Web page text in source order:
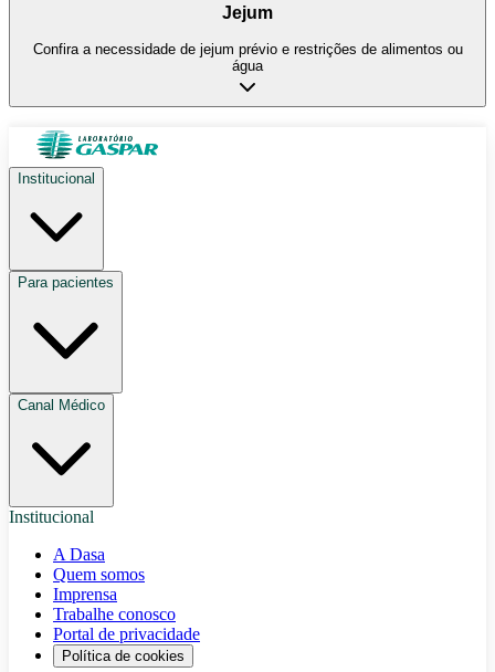
Jejum
Confira a necessidade de jejum prévio e restrições de alimentos ou
água
Institucional
Para pacientes
Canal Médico
Institucional
A Dasa
Quem somos
Imprensa
Trabalhe conosco
Portal de privacidade
Política de cookies